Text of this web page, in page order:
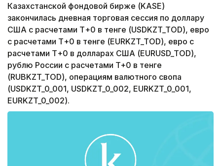
Казахстанской фондовой бирже (KASE)
закончилась дневная торговая сессия по доллару
США с расчетами Т+0 в тенге (USDKZT_TOD), евро
с расчетами Т+0 в тенге (EURKZT_TOD), евро с
расчетами Т+0 в долларах США (EURUSD_TOD),
рублю России с расчетами T+0 в тенге
(RUBKZT_TOD), операциям валютного свопа
(USDKZT_0_001, USDKZT_0_002, EURKZT_0_001,
EURKZT_0_002).